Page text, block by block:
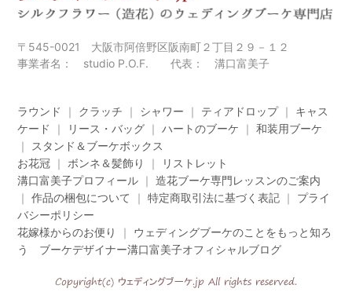
〒545-0021 大阪市阿倍野区阪南町２丁目２９－１２
事業者名： studio P.O.F. 代表： 溝口富美子
ラウンド ｜ クラッチ ｜ シャワー ｜ ティアドロップ｜ キャス
ケード
｜ リース・バッグ ｜ハートのブーケ ｜和装用ブーケ
｜ スタンド＆ブーケボックス
お花冠 ｜ボンネ＆髪飾り ｜
リストレット
溝口富美子プロフィール ｜造花ブーケ専門レッスンのご案内
｜作品の梱包について ｜特定商取引法に基づく表記 ｜ プライ
バシーポリシー
花嫁様からのお便り
｜ ウェディングブーケのことをもっと知ろ
う ブーケデザイナー溝口富美子オフィシャルブログ